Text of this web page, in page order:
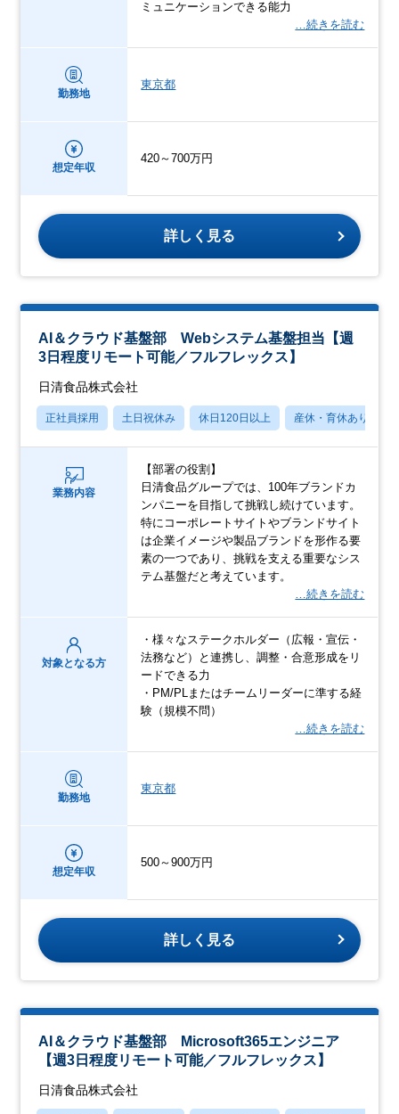
ミュニケーションできる能力
…続きを読む
勤務地
東京都
想定年収
420～700万円
詳しく見る
AI＆クラウド基盤部 Webシステム基盤担当【週
3日程度リモート可能／フルフレックス】
日清食品株式会社
正社員採用 土日祝休み 休日120日以上 産休・育休あり
業務内容
【部署の役割】
日清食品グループでは、100年ブランドカ
ンパニーを目指して挑戦し続けています。
特にコーポレートサイトやブランドサイト
は企業イメージや製品ブランドを形作る要
素の一つであり、挑戦を支える重要なシス
テム基盤だと考えています。
…続きを読む
対象となる方
・様々なステークホルダー（広報・宣伝・
法務など）と連携し、調整・合意形成をリ
ードできる力
・PM/PLまたはチームリーダーに準する経
験（規模不問）
…続きを読む
勤務地
東京都
想定年収
500～900万円
詳しく見る
AI＆クラウド基盤部 Microsoft365エンジニア
【週3日程度リモート可能／フルフレックス】
日清食品株式会社